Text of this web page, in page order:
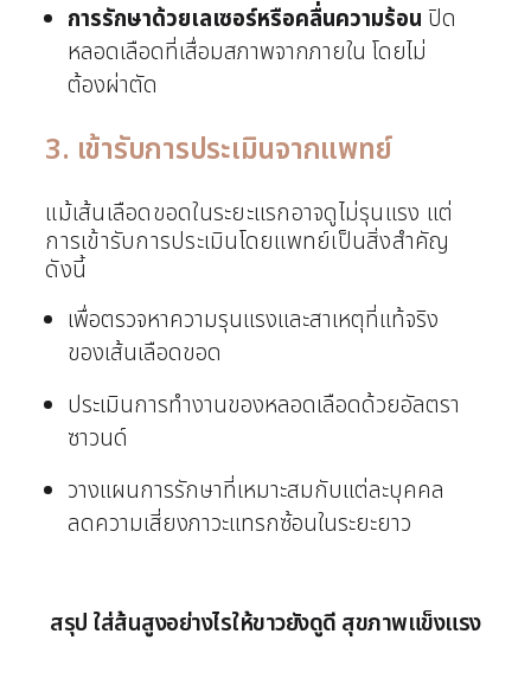
การรักษาด้วยเลเซอร์หรือคลื่นความร้อน ปิด
หลอดเลือดที่เสื่อมสภาพจากภายใน โดยไม่
ต้องผ่าตัด
3. เข้ารับการประเมินจากแพทย์
แม้เส้นเลือดขอดในระยะแรกอาจดูไม่รุนแรง แต่
การเข้ารับการประเมินโดยแพทย์เป็นสิ่งสำคัญ
ดังนี้
เพื่อตรวจหาความรุนแรงและสาเหตุที่แท้จริง
ของเส้นเลือดขอด
ประเมินการทำงานของหลอดเลือดด้วยอัลตรา
ซาวนด์
วางแผนการรักษาที่เหมาะสมกับแต่ละบุคคล
ลดความเสี่ยงภาวะแทรกซ้อนในระยะยาว
สรุป ใส่ส้นสูงอย่างไรให้ขาวยังดูดี สุขภาพแข็งแรง